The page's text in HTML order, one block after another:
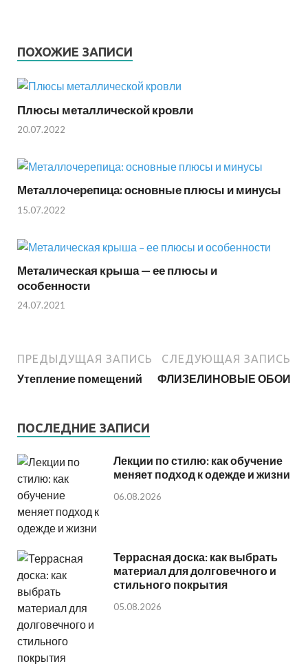
ПОХОЖИЕ ЗАПИСИ
Плюсы металлической кровли
20.07.2022
Металлочерепица: основные плюсы и минусы
15.07.2022
Металическая крыша — ее плюсы и
особенности
24.07.2021
ПРЕДЫДУЩАЯ ЗАПИСЬ
Утепление помещений
СЛЕДУЮЩАЯ ЗАПИСЬ
ФЛИЗЕЛИНОВЫЕ ОБОИ
ПОСЛЕДНИЕ ЗАПИСИ
Лекции по стилю: как обучение
меняет подход к одежде и жизни
06.08.2026
Террасная доска: как выбрать
материал для долговечного и
стильного покрытия
05.08.2026